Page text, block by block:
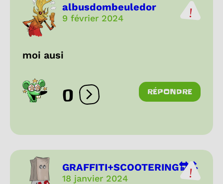
albusdombeuledor
9 février 2024
moi ausi
0 Ouvrir les réactions
RÉPONDRE
GRAFFITI+SCOOTERING🔛🔝
18 janvier 2024